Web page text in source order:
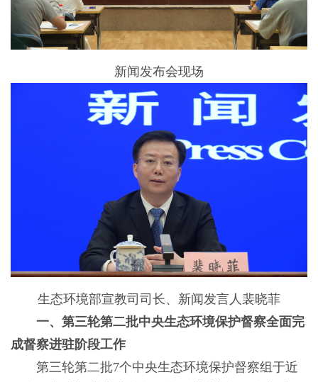
新闻发布会现场
生态环境部宣教司司长、新闻发言人裴晓菲
一、第三轮第二批中央生态环境保护督察全面完
成督察进驻阶段工作
第三轮第二批7个中央生态环境保护督察组于近